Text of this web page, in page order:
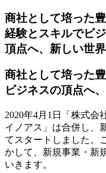
商社として培った
経験とスキルでビ
頂点へ、新しい世界
商社として培った
ビジネスの頂点へ
2020年4月1日「株式
イノアス」は合併し、
てスタートしました。
かして、新規事業・新
いきます。